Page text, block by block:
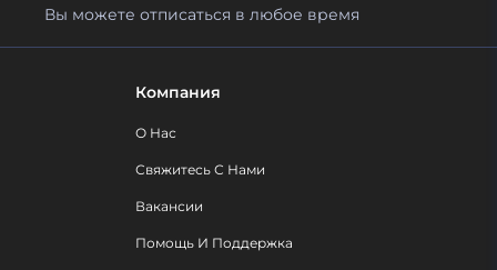
Вы можете отписаться в любое время
Компания
О Нас
Свяжитесь С Нами
Вакансии
Помощь И Поддержка